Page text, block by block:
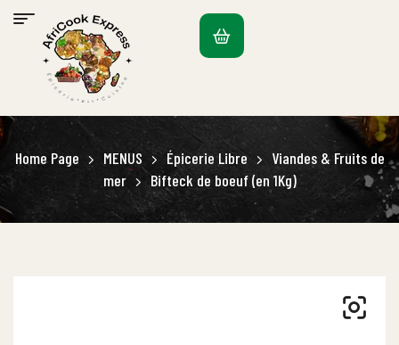
Home Page MENUS Épicerie Libre
Viandes & Fruits de
mer
Bifteck de boeuf (en 1Kg)